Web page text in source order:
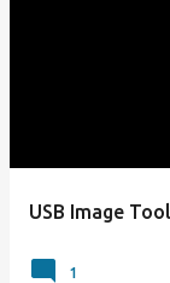
USB Image
1